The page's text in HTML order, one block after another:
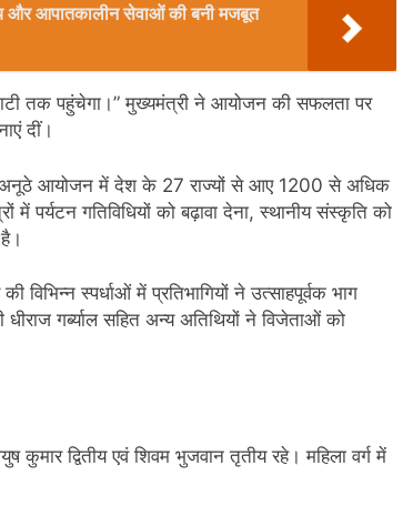
और आपातकालीन सेवाओं की बनी मजबूत
तक पहुंचेगा।” मुख्यमंत्री ने आयोजन की सफलता पर
दीं।
इस अनूठे आयोजन में देश के 27 राज्यों से आए 1200 से अधिक
में पर्यटन गतिविधियों को बढ़ावा देना, स्थानीय संस्कृति को
स्पर्धाओं में प्रतिभागियों ने उत्साहपूर्वक भाग
गर्ब्याल सहित अन्य अतिथियों ने विजेताओं को
द्वितीय एवं शिवम भुजवान तृतीय रहे। महिला वर्ग में